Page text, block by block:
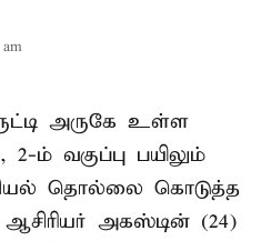
அருகே உள்ள
2-ம் வகுப்பு பயிலும்
தொல்லை கொடுத்த
ஆசிரியர் அகஸ்டின் (24)